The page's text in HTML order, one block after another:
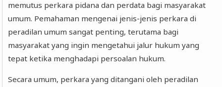
memutus perkara pidana dan perdata bagi masyarakat
umum. Pemahaman mengenai jenis-jenis perkara di
peradilan umum sangat penting, terutama bagi
masyarakat yang ingin mengetahui jalur hukum yang
tepat ketika menghadapi persoalan hukum.
Secara umum, perkara yang ditangani oleh peradilan